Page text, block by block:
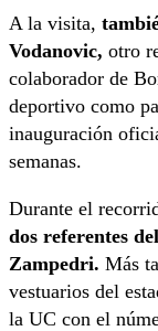
A la visita,
Vodanovic, otro
colaborador de
deportivo como
inauguración
semanas.
Durante el
dos referentes
Zampedri. Más
vestuarios del
la UC con el